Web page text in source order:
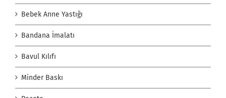
Bebek Anne Yastığı
Bandana İmalatı
Bavul Kılıfı
Minder Baskı